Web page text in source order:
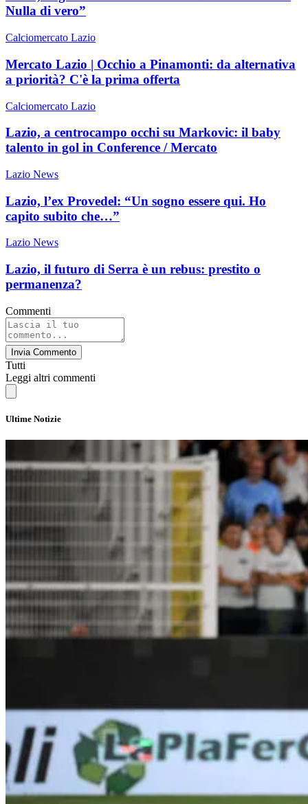
Nulla di vero”
Calciomercato Lazio
Mercato Lazio | Occhio a Pinamonti: da alternativa
a priorità? C'è la prima offerta
Calciomercato Lazio
Lazio, a centrocampo occhi su Markovic: il baby
talento in gol in Conference / Mercato
Lazio News
Lazio, l’ex Provedel: “Un sogno essere qui. Ho
capito subito che…”
Lazio News
Lazio, il futuro di Serra è un rebus: prestito o
permanenza?
Commenti
Invia Commento
Tutti
Leggi altri commenti
Ultime Notizie